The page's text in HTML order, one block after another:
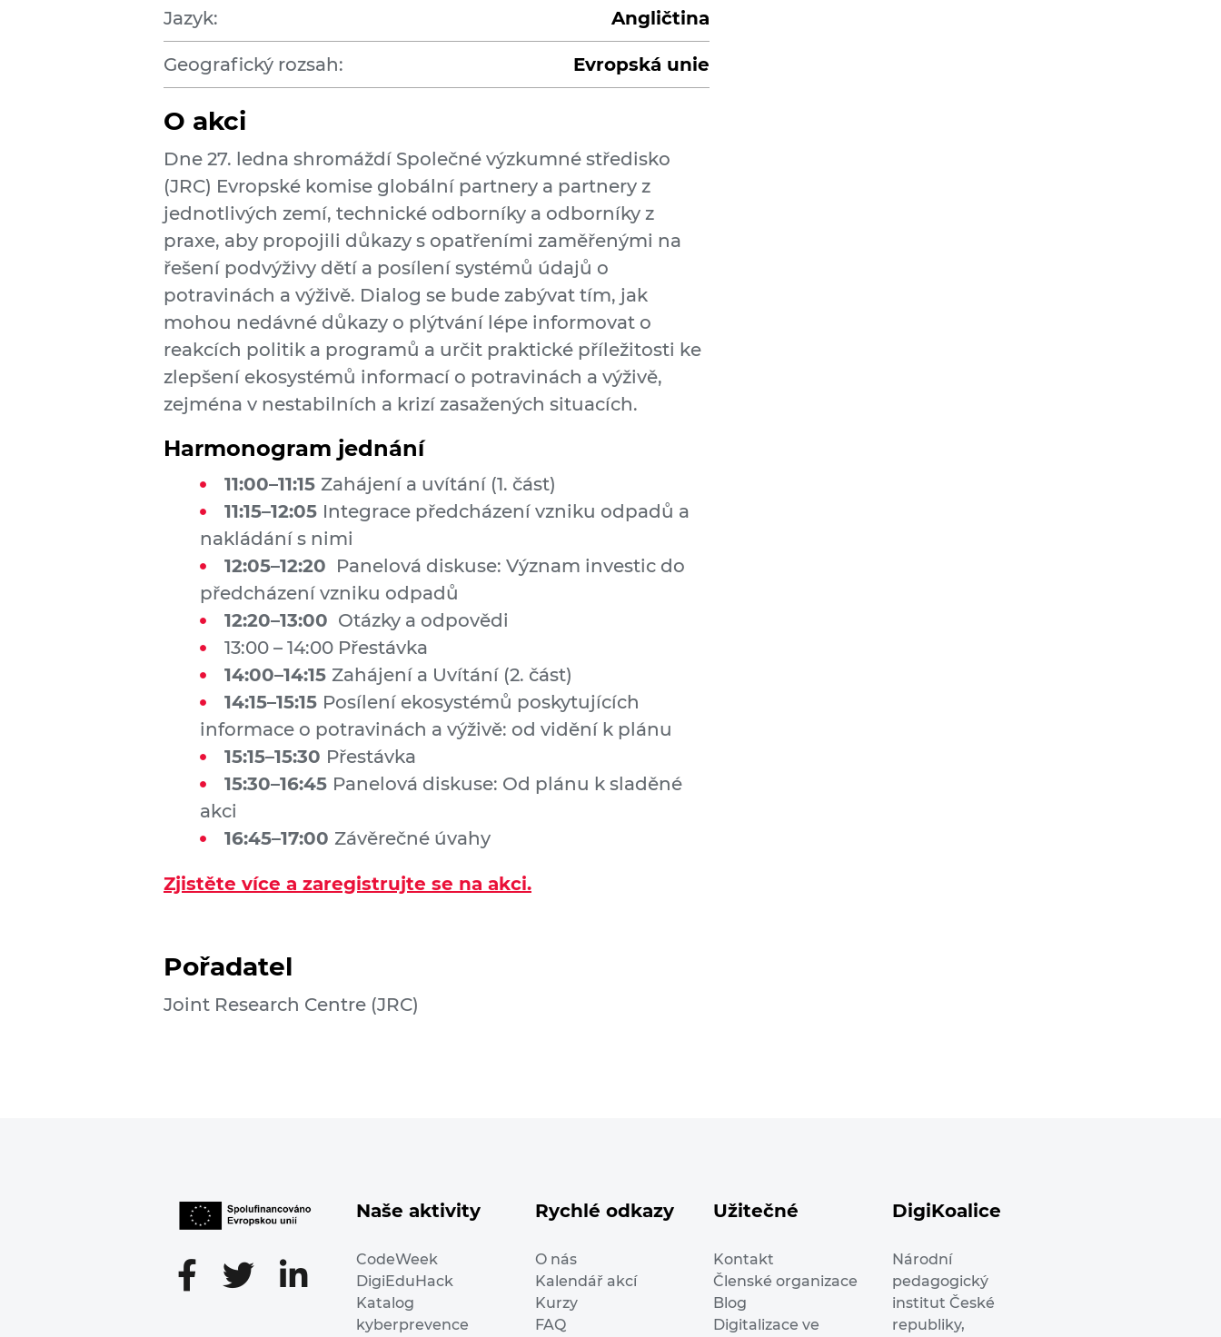
Jazyk: Angličtina
Geografický rozsah: Evropská unie
O akci
Dne 27. ledna shromáždí Společné výzkumné středisko
(JRC) Evropské komise globální partnery a partnery z
jednotlivých zemí, technické odborníky a odborníky z
praxe, aby propojili důkazy s opatřeními zaměřenými na
řešení podvýživy dětí a posílení systémů údajů o
potravinách a výživě. Dialog se bude zabývat tím, jak
mohou nedávné důkazy o plýtvání lépe informovat o
reakcích politik a programů a určit praktické příležitosti ke
zlepšení ekosystémů informací o potravinách a výživě,
zejména v nestabilních a krizí zasažených situacích.
Harmonogram jednání
11:00–11:15 Zahájení a uvítání (1. část)
11:15–12:05 Integrace předcházení vzniku odpadů a
nakládání s nimi
12:05–12:20 Panelová diskuse: Význam investic do
předcházení vzniku odpadů
12:20–13:00 Otázky a odpovědi
13:00 – 14:00 Přestávka
14:00–14:15 Zahájení a Uvítání (2. část)
14:15–15:15 Posílení ekosystémů poskytujících
informace o potravinách a výživě: od vidění k plánu
15:15–15:30 Přestávka
15:30–16:45 Panelová diskuse: Od plánu k sladěné
akci
16:45–17:00 Závěrečné úvahy
Zjistěte více a zaregistrujte se na akci.
Pořadatel
Joint Research Centre (JRC)
Naše aktivity
CodeWeek
DigiEduHack
Katalog
kyberprevence
Rychlé odkazy
O nás
Kalendář akcí
Kurzy
FAQ
Užitečné
Kontakt
Členské organizace
Blog
Digitalizace ve
DigiKoalice
Národní
pedagogický
institut České
republiky,